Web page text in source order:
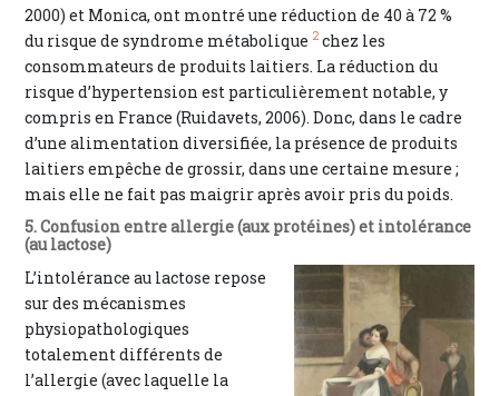
2000) et Monica, ont montré une réduction de 40 à 72 %
du risque de syndrome métabolique 2 chez les
consommateurs de produits laitiers. La réduction du
risque d’hypertension est particulièrement notable, y
compris en France (Ruidavets, 2006). Donc, dans le cadre
d’une alimentation diversifiée, la présence de produits
laitiers empêche de grossir, dans une certaine mesure ;
mais elle ne fait pas maigrir après avoir pris du poids.
5. Confusion entre allergie (aux protéines) et intolérance
(au lactose)
L’intolérance au lactose repose
sur des mécanismes
physiopathologiques
totalement différents de
l’allergie (avec laquelle la